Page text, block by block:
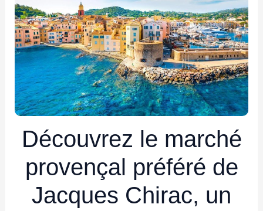
Découvrez le marché
provençal préféré de
Jacques Chirac, un